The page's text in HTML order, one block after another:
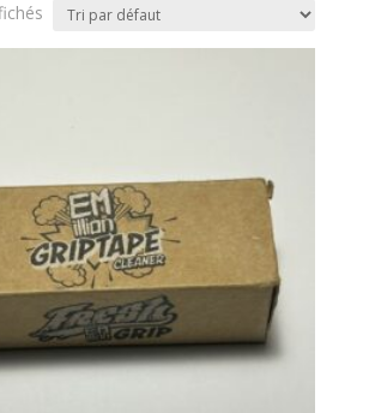
de produits
de produits
produit